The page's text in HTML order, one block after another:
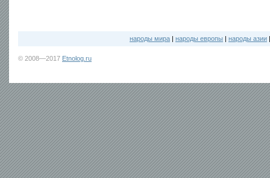
народы мира | народы европы | народы азии
© 2008—2017 Etnolog.ru